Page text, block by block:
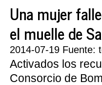
Una mujer
el muelle de
2014-07-19 Fuente:
Activados los
Consorcio de